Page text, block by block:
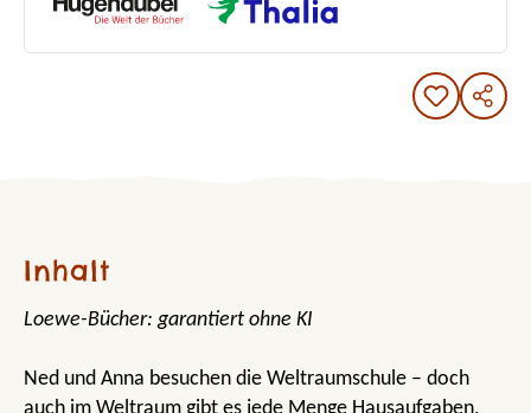
Inhalt
Loewe-Bücher: garantiert ohne KI
Ned und Anna besuchen die Weltraumschule – doch